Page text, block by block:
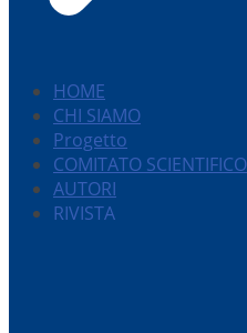
HOME
CHI SIAMO
Progetto
COMITATO SCIENTIFICO
AUTORI
RIVISTA